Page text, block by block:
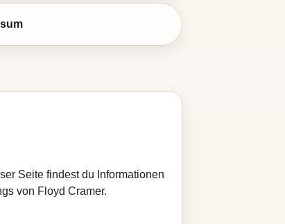
Seite findest du Informationen
von Floyd Cramer.